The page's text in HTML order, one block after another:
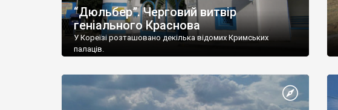
“Дюльбер”. Черговий витвір
геніального Краснова
У Кореїзі розташовано декілька відомих Кримських
палаців.